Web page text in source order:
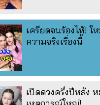
เครียดจนร้องไห้! ใ
ความจริงเรื่องนี้
เปิดดวงครึ่งปีหลัง